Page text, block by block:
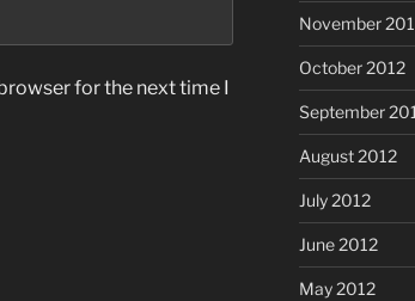
for the next time I
November
October 2012
September
August 2012
July 2012
June 2012
May 2012